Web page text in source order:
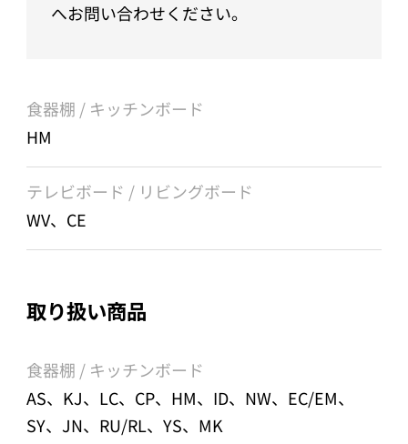
へお問い合わせください。
食器棚 / キッチンボード
HM
テレビボード / リビングボード
WV、CE
取り扱い商品
食器棚 / キッチンボード
AS、KJ、LC、CP、HM、ID、NW、EC/EM、
SY、JN、RU/RL、YS、MK